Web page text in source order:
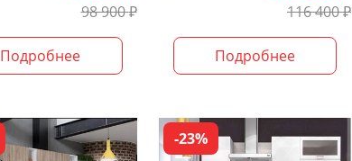
98 900₽
Подробнее
116 400₽
Подробнее
-23%